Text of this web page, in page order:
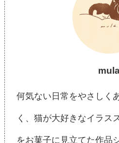
何気ない日常をやさしく
く、猫が大好きなイラス
をお菓子に見立てた作品